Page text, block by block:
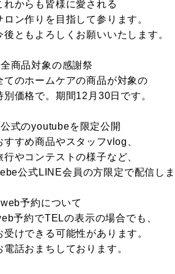
れからも皆様に愛される
ロン作りを目指して参ります。
後ともよろしくお願いいたします。
商品対象の感謝祭
てのホームケアの商品が対象の
別価格で。期間12月30日です。
式のyoutubeを限定公開
すすめ商品やスタッフvlog、
行やコンテストの様子など、
公式LINE会員の方限定で配信し
予約について
予約でTELの表示の場合でも、
受けできる可能性があります。
電話おまちしております。